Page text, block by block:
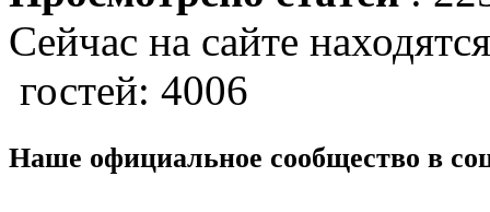
Сейчас на сайте
гостей: 4006
Наше официальное сообщество в